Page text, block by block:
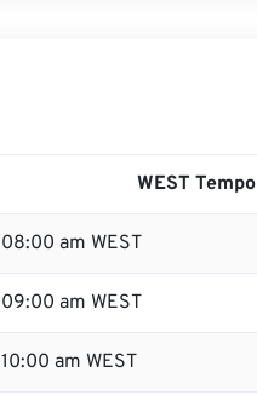
WEST Tempo
08:00 am WEST
09:00 am WEST
10:00 am WEST